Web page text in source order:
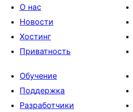
О нас
Новости
Хостинг
Приватность
Обучение
Поддержка
Разработчики